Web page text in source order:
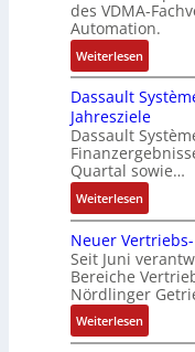
en
-
n
l
a
g
e
n
b
a
u
:
P
u
r
n
-
K
i
t
E
n
c
d
e
r
a
s
e
r
t
r
i
a
n
g
u
a
t
o
-
R
ü
c
k
g
r
a
t
d
e
r
F
a
b
r
des VDMA-
Automation.
Weiterlesen:
R
o
s
e
S
y
s
t
e
m
t
e
c
h
Dassault
Jahresziele
Dassault
Quartal sowie…
Weiterlesen:
D
a
s
s
a
u
l
Neuer
Seit Juni
Bereiche
Nördlinger
Weiterlesen:
N